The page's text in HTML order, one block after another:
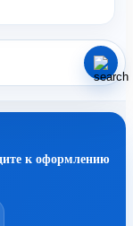
к оформлению